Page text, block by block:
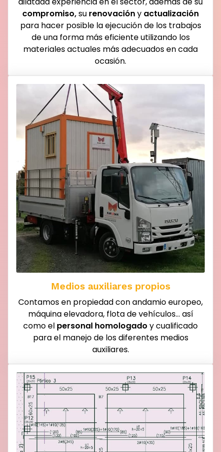
compromiso,su renovacióny actualización
para hacer posible la ejecución de los trabajos
de una forma más eficiente utilizando los
materiales actuales más adecuados en cada
ocasión.
Medios auxiliares propios
Contamos en propiedad con andamio europeo,
máquina elevadora, flota de vehículos… así
como el personal homologado y cualificado
para el manejo de los diferentes medios
auxiliares.